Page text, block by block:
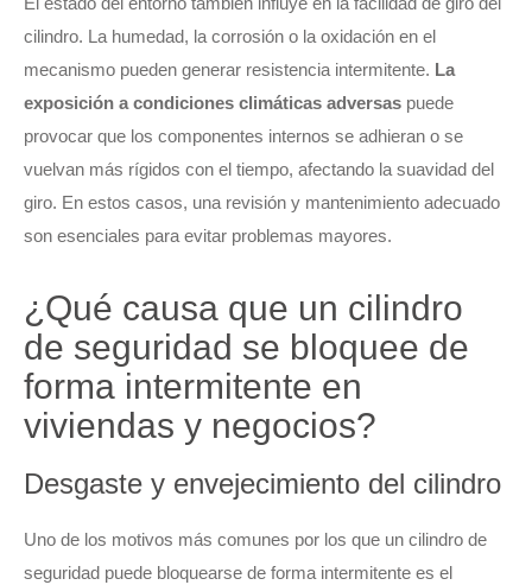
cilindro. La humedad, la corrosión o la oxidación en el
mecanismo pueden generar resistencia intermitente. La
exposición a condiciones climáticas adversas puede
provocar que los componentes internos se adhieran o se
vuelvan más rígidos con el tiempo, afectando la suavidad del
giro. En estos casos, una revisión y mantenimiento adecuado
son esenciales para evitar problemas mayores.
¿Qué causa que un cilindro
de seguridad se bloquee de
forma intermitente en
viviendas y negocios?
Desgaste y envejecimiento del cilindro
Uno de los motivos más comunes por los que un cilindro de
seguridad puede bloquearse de forma intermitente es el